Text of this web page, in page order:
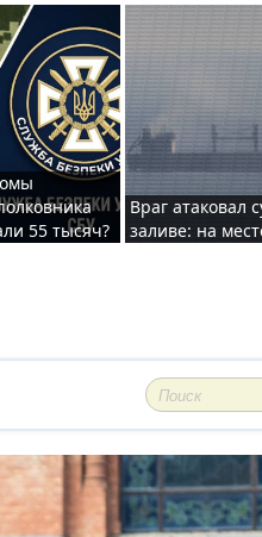
55 тысяч?
Враг атаковал
заливе: на